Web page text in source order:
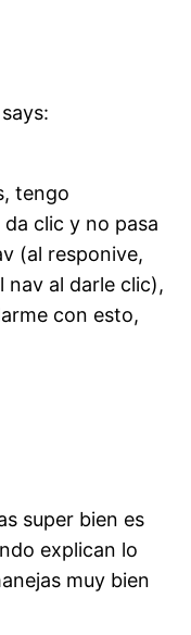
says:
tengo
clic y no pasa
(al responive,
nav al darle clic),
con esto,
super bien es
explican lo
muy bien